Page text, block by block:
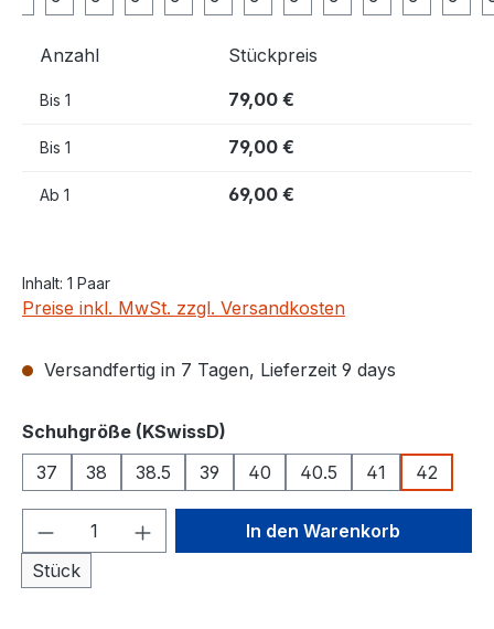
Anzahl Stückpreis
Bis 1 79,00 €
Bis 1 79,00 €
Ab 1 69,00 €
Inhalt: 1 Paar
Preise inkl. MwSt. zzgl. Versandkosten
Versandfertig in 7 Tagen, Lieferzeit 9 days
Schuhgröße (KSwissD)
37
38 38.5 39 40 40.5 41 42
Produkt Anzahl: Gib den
Stück
In den Warenkorb